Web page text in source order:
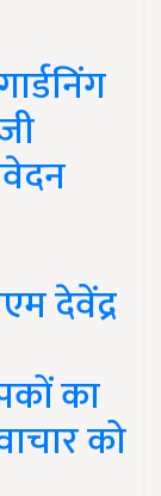
देवेंद्र
का
को